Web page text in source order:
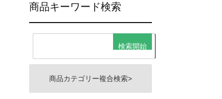
商品キーワード検索
商品カテゴリー複合検索>